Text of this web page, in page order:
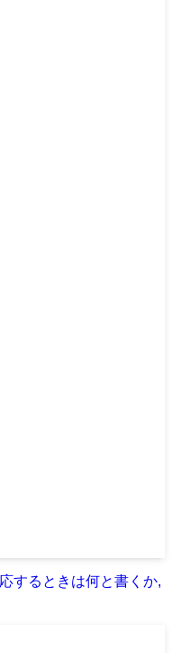
するときは何と書くか,